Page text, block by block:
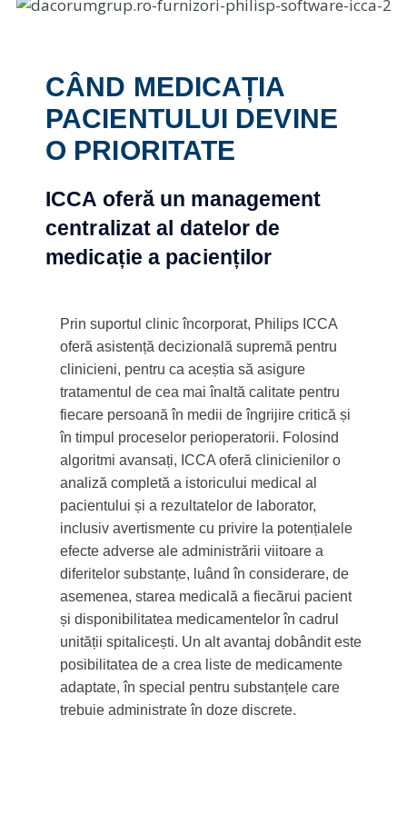
CÂND MEDICAȚIA
PACIENTULUI DEVINE
O PRIORITATE
ICCA oferă un management
centralizat al datelor de
medicație a pacienților
Prin suportul clinic încorporat, Philips ICCA
oferă asistență decizională supremă pentru
clinicieni, pentru ca aceștia să asigure
tratamentul de cea mai înaltă calitate pentru
fiecare persoană în medii de îngrijire critică și
în timpul proceselor perioperatorii. Folosind
algoritmi avansați, ICCA oferă clinicienilor o
analiză completă a istoricului medical al
pacientului și a rezultatelor de laborator,
inclusiv avertismente cu privire la potențialele
efecte adverse ale administrării viitoare a
diferitelor substanțe, luând în considerare, de
asemenea, starea medicală a fiecărui pacient
și disponibilitatea medicamentelor în cadrul
unității spitalicești. Un alt avantaj dobândit este
posibilitatea de a crea liste de medicamente
adaptate, în special pentru substanțele care
trebuie administrate în doze discrete.